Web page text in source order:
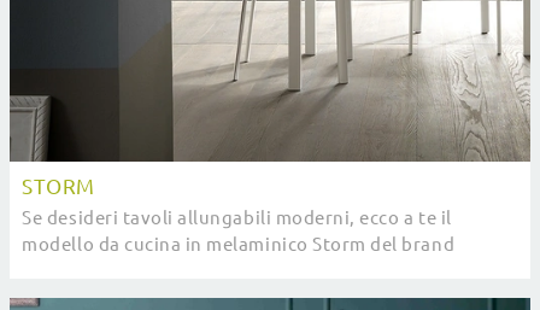
STORM
Se desideri tavoli allungabili moderni, ecco a te il
modello da cucina in melaminico Storm del brand